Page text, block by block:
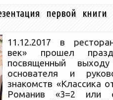
первой книги
11.12.2017 в
век» прошел
посвященный
основателя и
знакомств «Классика
Романив «3=2 или